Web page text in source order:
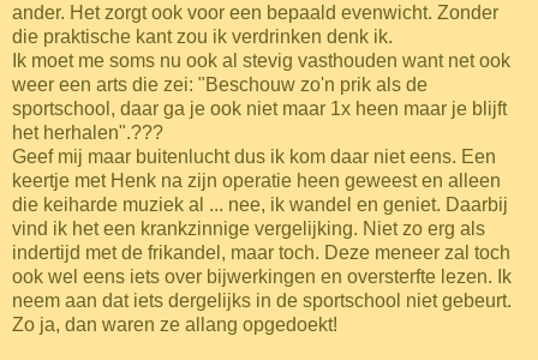
ander. Het zorgt ook voor een bepaald evenwicht. Zonder
die praktische kant zou ik verdrinken denk ik.
Ik moet me soms nu ook al stevig vasthouden want net ook
weer een arts die zei: "Beschouw zo'n prik als de
sportschool, daar ga je ook niet maar 1x heen maar je blijft
het herhalen".???
Geef mij maar buitenlucht dus ik kom daar niet eens. Een
keertje met Henk na zijn operatie heen geweest en alleen
die keiharde muziek al ... nee, ik wandel en geniet. Daarbij
vind ik het een krankzinnige vergelijking. Niet zo erg als
indertijd met de frikandel, maar toch. Deze meneer zal toch
ook wel eens iets over bijwerkingen en oversterfte lezen. Ik
neem aan dat iets dergelijks in de sportschool niet gebeurt.
Zo ja, dan waren ze allang opgedoekt!